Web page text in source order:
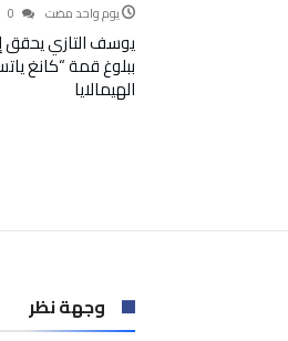
‫‫‫‏‫يوم واحد مضت‬
يوسف التازي يحقق
الهيمالايا
وجهة نظر